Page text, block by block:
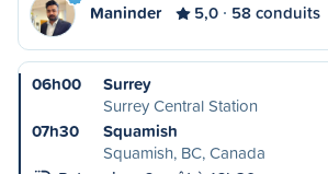
Maninder 5,0 58 conduits
06h00
Surrey
Surrey Central Station
07h30
Squamish
Squamish, BC, Canada